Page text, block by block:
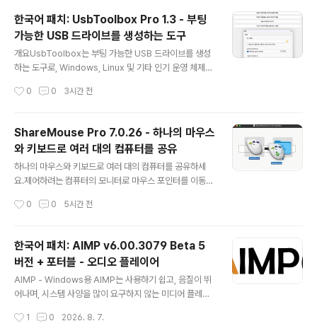
한국어 패치: UsbToolbox Pro 1.3 - 부팅
가능한 USB 드라이브를 생성하는 도구
개요UsbToolbox는 부팅 가능한 USB 드라이브를 생성
하는 도구로, Windows, Linux 및 기타 인기 운영 체제의
브에 설치하거나, ​​USB 드라이브 데이터를 정리하거나, U
일을 추출하는 등의 유용한 기능도 제공합니다.주요 기능-
ISO 파일로 부팅 가능한 USB 드라이브 생성- Window
s, Linux 및 기타 인기 운영 체제의 ISO 파일 지원- USB
드라이브에 Windows 설치 (Windows to Go)- USB
드라이브 데이터 정리- USB 드라이브를 이미지 파일로 백
아보기 및 추출시스템 요구사항Usb..
0 0 3시간 전
ShareMouse Pro 7.0.26 - 하나의 마우스
와 키보드로 여러 대의 컴퓨터를 공유
하나의 마우스와 키보드로 여러 대의 컴퓨터를 공유하세
요.제어하려는 컴퓨터의 모니터로 마우스 포인터를 이동하
키보드 입력은 모두 해당 컴퓨터로 전송됩니다.네트워크 K
우스 움직임과 클릭을 전송합니다. 모든 트래픽은 비밀번
호로 보호하고 AES 암호화할 수 있습니다.컴퓨터 간 전환
에 추가 하드웨어나 버튼 조작이 필요하지 않습니다.키보
드 스위치처럼, 어떤 마우스와 키보드로든 책상 위의 여러
대의 컴퓨터를 원활하게 조작할 수 있습니다.• 다른 컴퓨터
터"/"슬레이브" 역할 제한 없이 양방향으로 작동합니다.•
0 0 5시간 전
한국어 패치: AIMP v6.00.3079 Beta 5
버전 + 포터블 - 오디오 플레이어
AIMP - Windows용 AIMP는 사용하기 쉽고, 음질이 뛰
어나며, 시스템 사양을 많이 요구하지 않는 미디어 플레이
하는 오디오 애호가든, 방대한 재생 목록을 관리하는 일반
1 0 2026. 8. 7.